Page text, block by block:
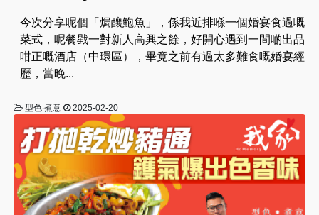
今次分享呢個「焗釀鮑魚」，係我近排喺一個婚宴食過嘅
菜式，呢餐戥一對新人高興之餘，好開心遇到一間啲出品
咁正嘅酒店（中環區），畢竟之前有過太多難食嘅婚宴經
歷，當晚...
型色‧煮意 2025-02-20